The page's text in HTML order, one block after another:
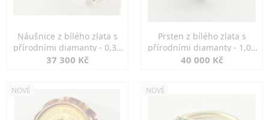
Náušnice z bílého zlata s
přírodními diamanty - 0,30
ct
37 300 Kč
Prsten z bílého zlata s
přírodními diamanty - 1,00
ct
40 000 Kč
NOVÉ NOVÉ